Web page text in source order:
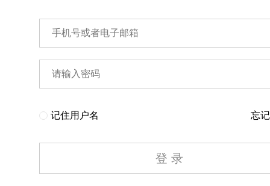
记住用户名 忘
登 录